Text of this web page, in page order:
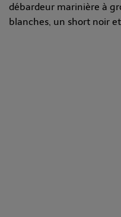
débardeur marinière à
blanches, un short noir